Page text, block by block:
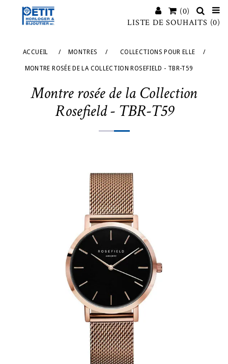
(0)
LISTE DE SOUHAITS (0)
ACCUEIL / MONTRES / COLLECTIONS POUR ELLE /
MONTRE ROSÉE DE LA COLLECTION ROSEFIELD - TBR-T59
Montre rosée de la Collection
Rosefield - TBR-T59